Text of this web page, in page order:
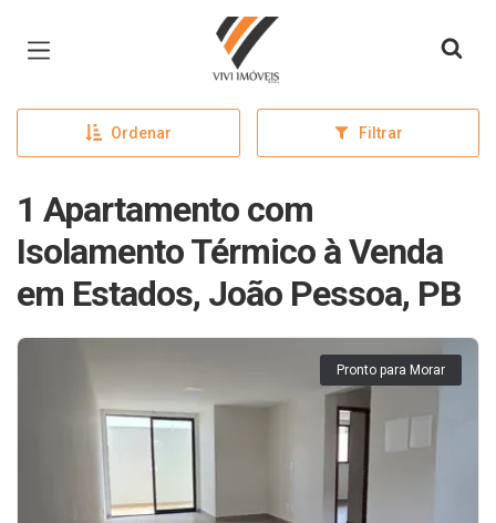
Página inicial
Ordenar Filtrar
1 Apartamento com
Isolamento Térmico à Venda
em Estados, João Pessoa, PB
Pronto para Morar